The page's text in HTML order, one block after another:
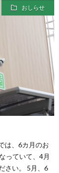
おしらせ
は、6カ月のお
っていて、4月
さい。 5月、6